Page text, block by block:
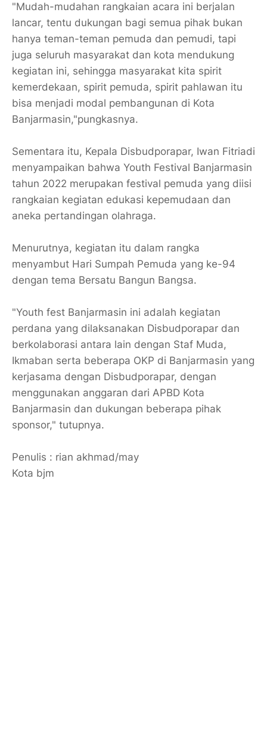
"Mudah-mudahan rangkaian acara ini berjalan
lancar, tentu dukungan bagi semua pihak bukan
hanya teman-teman pemuda dan pemudi, tapi
juga seluruh masyarakat dan kota mendukung
kegiatan ini, sehingga masyarakat kita spirit
kemerdekaan, spirit pemuda, spirit pahlawan itu
bisa menjadi modal pembangunan di Kota
Banjarmasin,"pungkasnya.
Sementara itu, Kepala Disbudporapar, Iwan Fitriadi
menyampaikan bahwa Youth Festival Banjarmasin
tahun 2022 merupakan festival pemuda yang diisi
rangkaian kegiatan edukasi kepemudaan dan
aneka pertandingan olahraga.
Menurutnya, kegiatan itu dalam rangka
menyambut Hari Sumpah Pemuda yang ke-94
dengan tema Bersatu Bangun Bangsa.
"Youth fest Banjarmasin ini adalah kegiatan
perdana yang dilaksanakan Disbudporapar dan
berkolaborasi antara lain dengan Staf Muda,
Ikmaban serta beberapa OKP di Banjarmasin yang
kerjasama dengan Disbudporapar, dengan
menggunakan anggaran dari APBD Kota
Banjarmasin dan dukungan beberapa pihak
sponsor," tutupnya.
Penulis : rian akhmad/may
Kota bjm